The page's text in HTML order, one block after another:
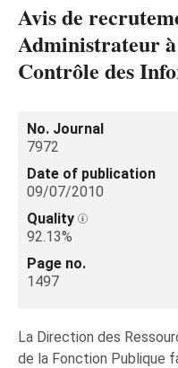
Avis de
Administrateur
Contrôle des
No. Journal
7972
Date of publication
09/07/2010
Quality
92.13%
Page no.
1497
La Direction des
de la Fonction Publique